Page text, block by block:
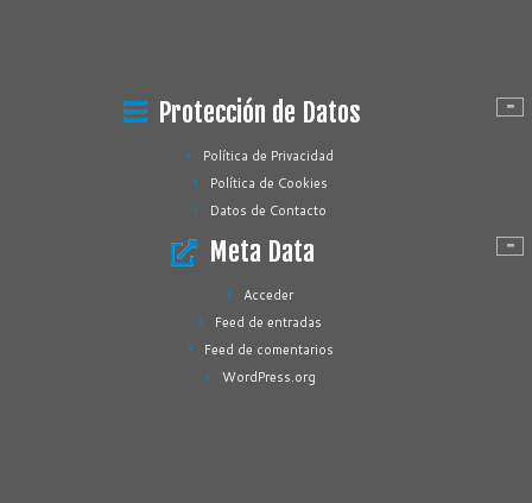
Protección de Datos
Política de Privacidad
Política de Cookies
Datos de Contacto
Meta Data
Acceder
Feed de entradas
Feed de comentarios
WordPress.org